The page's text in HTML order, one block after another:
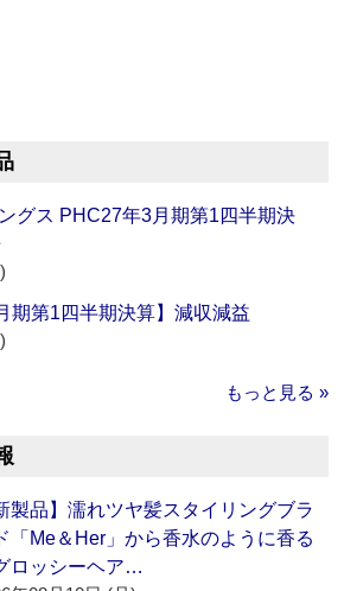
グス PHC27年3月期第1四半期決
期第1四半期決算】減収減益
もっと見る »
製品】濡れツヤ髪スタイリングブラ
「Me＆Her」から香水のように香る
ロッシーヘア…